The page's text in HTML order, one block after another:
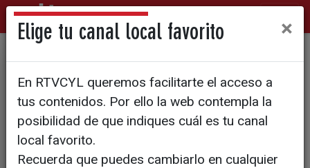
El corazón de las ciudades
deja de latir con el cierre de
sus comercios
Elige tu canal local favorito ×
En RTVCYL queremos facilitarte el acceso a
tus contenidos. Por ello la web contempla la
posibilidad de que indiques cuál es tu canal
local favorito.
Recuerda que puedes cambiarlo en cualquier